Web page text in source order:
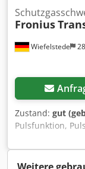
Wiefelstede
Fronius
Zustand: gut
Pulsfunktion,
Schweißanlage
1x Stahl) -max.
Weitere